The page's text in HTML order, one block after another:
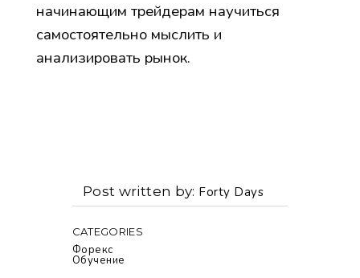
начинающим трейдерам научиться
самостоятельно мыслить и
анализировать рынок.
Post written by Forty Days
CATEGORIES
Форекс
Обучение